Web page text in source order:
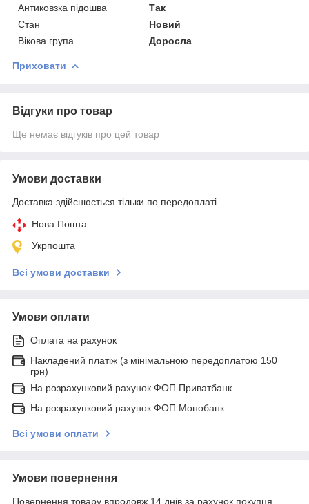
Антиковзка підошва
Так
Стан
Новий
Вікова група
Доросла
Приховати
Відгуки про товар
Ще немає відгуків про цей товар
Умови доставки
Доставка здійснюється тільки по передоплаті.
Нова Пошта
Укрпошта
Всі умови доставки
Умови оплати
Оплата на рахунок
Накладений платіж (з мінімальною передоплатою 150
грн)
На розрахунковий рахунок ФОП Приватбанк
На розрахунковий рахунок ФОП Монобанк
Всі умови оплати
Умови повернення
Повернення товару впродовж 14 днів за рахунок покупця